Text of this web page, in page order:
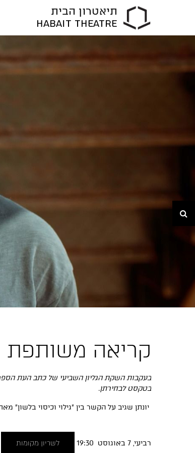
תיאטרון הבית
HABAIT THEATRE
קריאה משותפת | יונתן
בעקבות השקת הגליון השביעי של כתב העת
בטקסט לבחירתן.
יונתן שגיב על הקשר בין ״גילוי וכיסוי בלשון״
רביעי, 7 באוגוסט 19:30 לשריון מקומות
חיפוש